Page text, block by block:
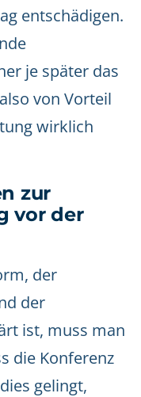
entschädigen.
je später das
von Vorteil
wirklich
zur
vor der
der
der
ist, muss man
die Konferenz
gelingt,